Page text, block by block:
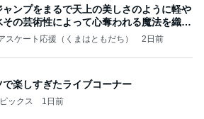
ャンプをまるで天上の美しさのように軽や
その芸術性によって心奪われる魔法を織り
スケート応援（くまはともだち） 2日前
で楽しすぎたライブコーナー
ックス 1日前